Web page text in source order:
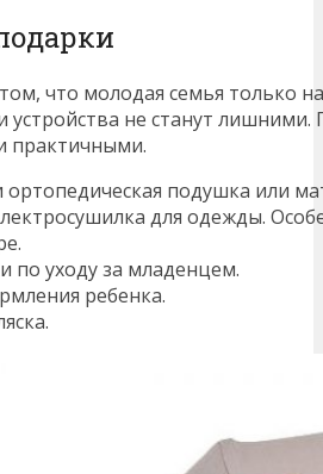
что молодая семья только
не станут лишними.
практичными.
ортопедическая подушка или
для одежды.
по уходу за младенцем.
ребенка.